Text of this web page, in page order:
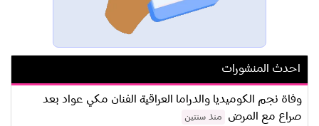
احدث المنشورات
وفاة نجم الكوميديا والدراما العراقية الفنان مكي عواد بعد
صراع مع المرض
منذ سنتين